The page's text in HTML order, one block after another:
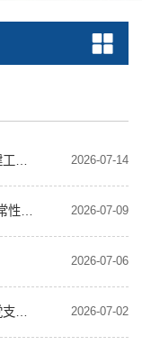
2026-07-14
2026-07-09
2026-07-06
2026-07-02